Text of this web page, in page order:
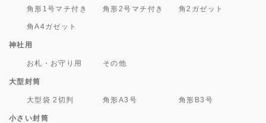
角形1号マチ付き 角形2号マチ付き 角2ガゼット
角A4ガゼット
神社用
お札・お守り用 その他
大型封筒
大型袋 2切判 角形A3号 角形B3号
小さい封筒